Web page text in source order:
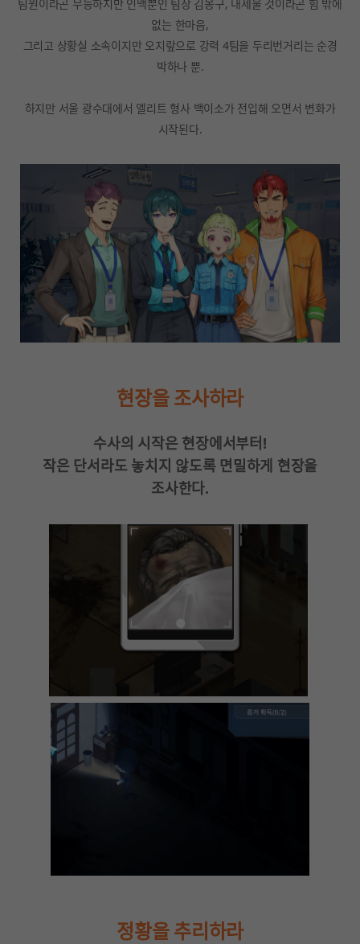
팀원이라곤 무능하지만 인맥뿐인 팀장 김몽구, 내세울 것이라곤 힘 밖에
없는 한마음,
그리고 상황실 소속이지만 오지랖으로 강력 4팀을 두리번거리는 순경
박하나 뿐.
하지만 서울 광수대에서 엘리트 형사 백이소가 전입해 오면서 변화가
시작된다.
현장을 조사하라
수사의 시작은 현장에서부터!
작은 단서라도 놓치지 않도록 면밀하게 현장을
조사한다.
정황을 추리하라